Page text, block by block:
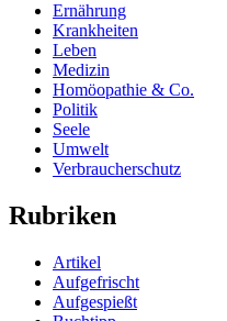
Ernährung
Krankheiten
Leben
Medizin
Homöopathie & Co.
Politik
Seele
Umwelt
Verbraucherschutz
Rubriken
Artikel
Aufgefrischt
Aufgespießt